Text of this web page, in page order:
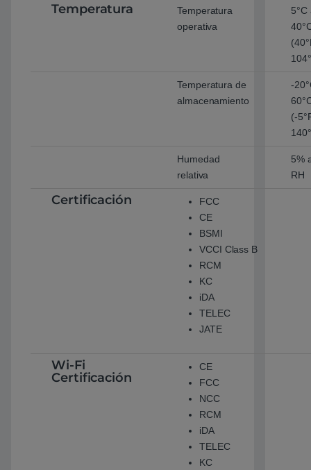
Temperatura
Temperatura
operativa
5°C
Temperatura de
almacenamiento
-
(-
Humedad
relativa
5%
RH
Certificación
FCC
CE
BSMI
VCCI Class B
RCM
KC
iDA
TELEC
JATE
Wi-Fi
Certificación
CE
FCC
NCC
RCM
iDA
TELEC
KC